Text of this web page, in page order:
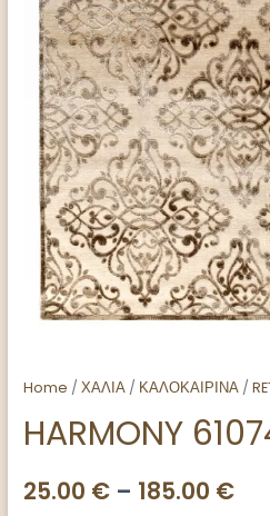
Home /ΧΑΛΙΑ / ΚΑΛΟΚΑΙΡΙΝΑ /
HARMONY
25.00 € – 185.00 €